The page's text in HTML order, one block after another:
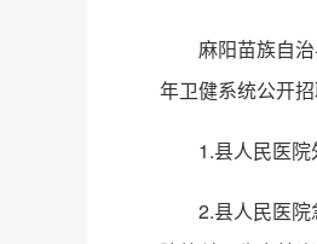
麻阳苗族自
年卫健系统公开
1.县人民医
2.县人民医